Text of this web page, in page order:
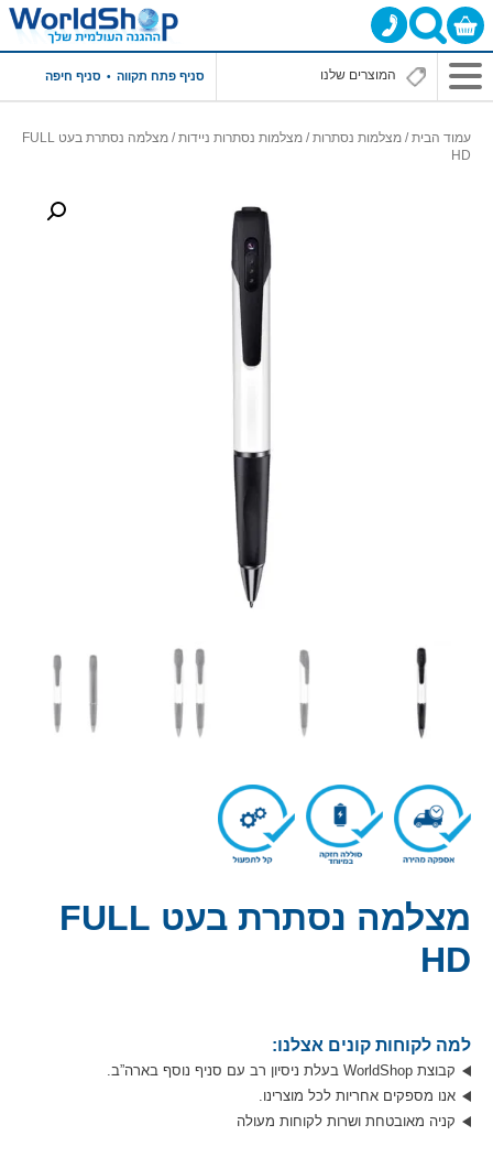
סניף פתח תקווה סניף חיפה
עמוד הבית/ מצלמות נסתרות/ מצלמות נסתרות ניידות
/ מצלמה נסתרת בעט FULL
HD
מצלמה נסתרת בעט FULL
HD
למה לקוחות קונים אצלנו:
קבוצת WorldShop בעלת ניסיון רב עם סניף נוסף בארה”ב.
אנו מספקים אחריות לכל מוצרינו.
קניה מאובטחת ושרות לקוחות מעולה